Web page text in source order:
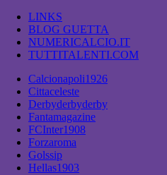
LINKS
BLOG GUETTA
NUMERICALCIO.IT
TUTTITALENTI.COM
Calcionapoli1926
Cittaceleste
Derbyderbyderby
Fantamagazine
FCInter1908
Forzaroma
Golssip
Hellas1903